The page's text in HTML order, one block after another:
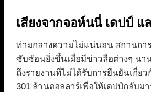
เสียงจากจอห์นนี่ เดปป์ แ
ท่ามกลางความไม่แน่นอน สถานก
ซับซ้อนยิ่งขึ้นเมื่อมีข่าวลือต่างๆ นา
ถึงรายงานที่ไม่ได้รับการยืนยันเกี่ย
301 ล้านดอลลาร์เพื่อให้เดปป์กลับม